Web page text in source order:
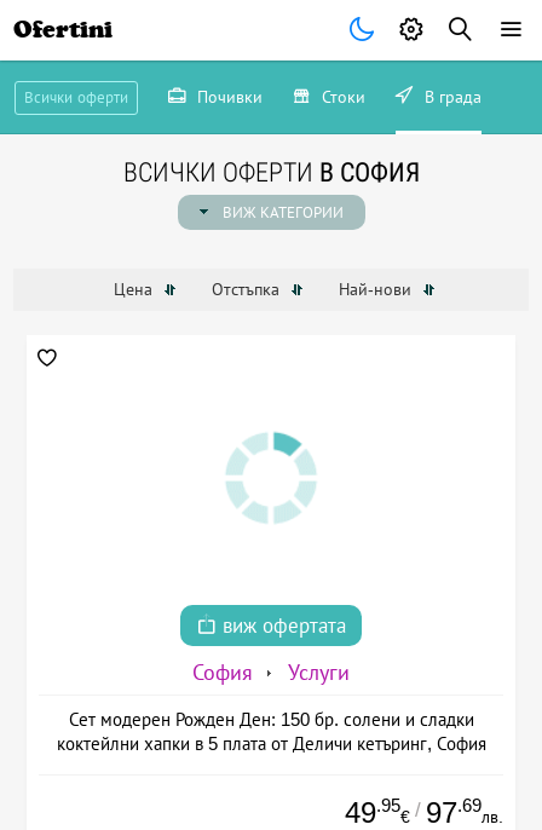
Ofertini
Всички оферти Почивки Стоки В града
ВСИЧКИ ОФЕРТИ В СОФИЯ
ВИЖ КАТЕГОРИИ
Цена Отстъпка Най-нови
виж офертата
София Услуги
Сет модерен Рожден Ден: 150 бр. солени и сладки
коктейлни хапки в 5 плата от Деличи кетъринг, София
49.95
€ / 97.69
лв.